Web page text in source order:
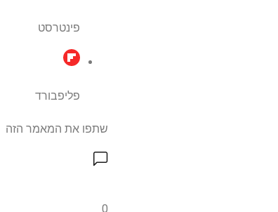
פינטרסט
פליפבורד
שתפו את המאמר הזה
0